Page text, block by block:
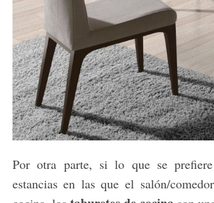
Por otra parte, si lo que se
estancias en las que el salón/